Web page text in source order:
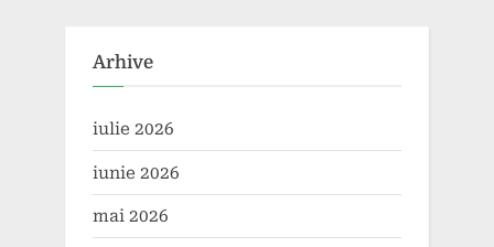
Arhive
iulie 2026
iunie 2026
mai 2026